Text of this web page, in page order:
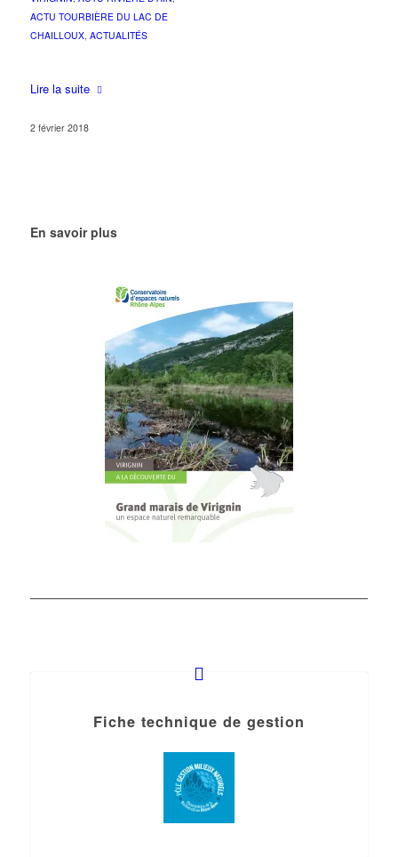
ACTU TOURBIÈRE DU LAC DE
CHAILLOUX, ACTUALITÉS
Lire la suite
2 février 2018
En savoir plus
Fiche technique de gestion